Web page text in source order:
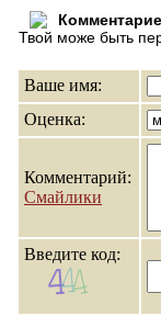
Твой може быть
Ваше имя:
Оценка:
Комментарий:
Смайлики
Введите код: